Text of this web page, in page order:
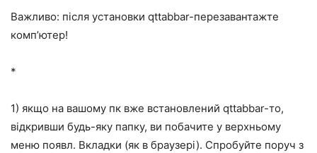
Важливо: після установки qttabbar-перезавантажте
комп’ютер!
*
1) якщо на вашому пк вже встановлений qttabbar-то,
відкривши будь-яку папку, ви побачите у верхньому
меню появл. Вкладки (як в браузері). Спробуйте поруч з